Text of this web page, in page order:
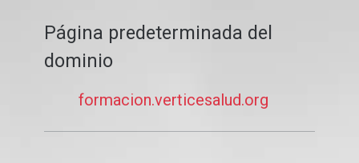
Página predeterminada del
dominio
formacion.verticesalud.org